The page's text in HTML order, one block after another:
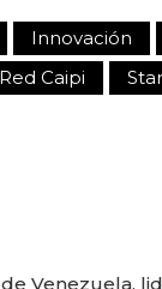
Innovación
Red Caipi
Venezuela,